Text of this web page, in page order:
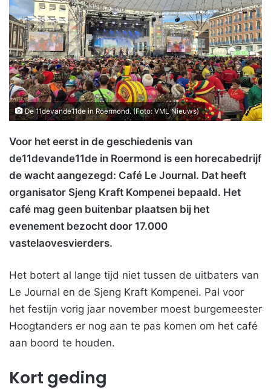
De 11devande11de in Roermond. (Foto: VML Nieuws)
Voor het eerst in de geschiedenis van
de11devande11de in Roermond is een horecabedrijf
de wacht aangezegd: Café Le Journal. Dat heeft
organisator Sjeng Kraft Kompenei bepaald. Het
café mag geen buitenbar plaatsen bij het
evenement bezocht door 17.000
vastelaovesvierders.
Het botert al lange tijd niet tussen de uitbaters van
Le Journal en de Sjeng Kraft Kompenei. Pal voor
het festijn vorig jaar november moest burgemeester
Hoogtanders er nog aan te pas komen om het café
aan boord te houden.
Kort geding